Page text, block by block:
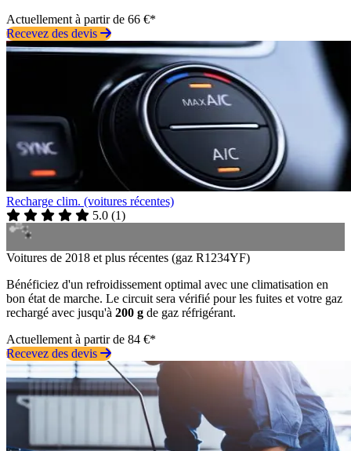
Actuellement à partir de 66 €*
Recevez des devis
Recharge clim. (voitures récentes)
5.0 (1)
Voitures de 2018 et plus récentes (gaz R1234YF)
Bénéficiez d'un refroidissement optimal avec une climatisation en
bon état de marche. Le circuit sera vérifié pour les fuites et votre gaz
rechargé avec jusqu'à 200 g de gaz réfrigérant.
Actuellement à partir de 84 €*
Recevez des devis